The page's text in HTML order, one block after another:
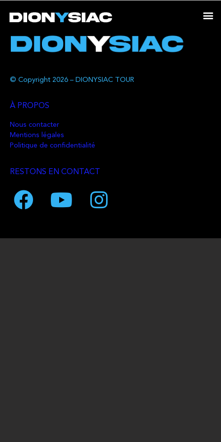
© Copyright 2026 – DIONYSIAC TOUR
À PROPOS
Nous contacter
Mentions légales
Politique de confidentialité
RESTONS EN CONTACT